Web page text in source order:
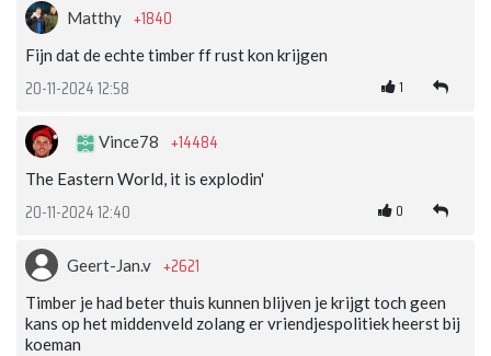
Matthy +1840
Fijn dat de echte timber ff rust kon krijgen
20-11-2024 12:58 1
Vince78 +14484
The Eastern World, it is explodin'
20-11-2024 12:40 0
Geert-Jan.v +2621
Timber je had beter thuis kunnen blijven je krijgt toch geen
kans op het middenveld zolang er vriendjespolitiek heerst bij
koeman